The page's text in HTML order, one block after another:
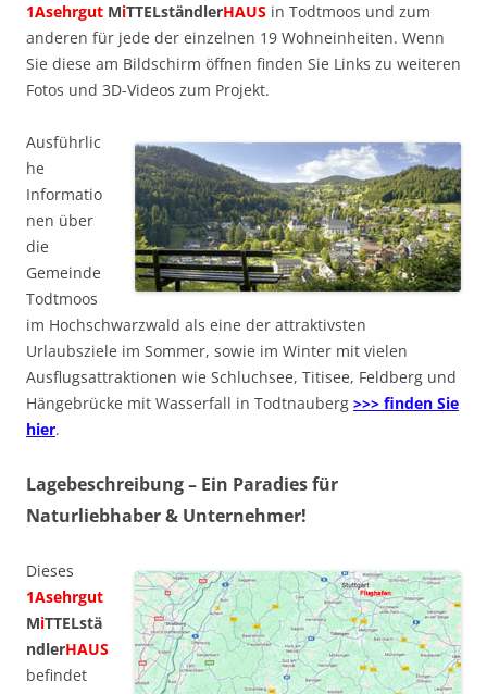
1Asehrgut MiTTELständlerHAUS in Todtmoos und zum
anderen für jede der einzelnen 19 Wohneinheiten. Wenn
Sie diese am Bildschirm öffnen finden Sie Links zu weiteren
Fotos und 3D-Videos zum Projekt.
Ausführlic
he
Informatio
nen über
die
Gemeinde
Todtmoos
im Hochschwarzwald als eine der attraktivsten
Urlaubsziele im Sommer, sowie im Winter mit vielen
Ausflugsattraktionen wie Schluchsee, Titisee, Feldberg und
Hängebrücke mit Wasserfall in Todtnauberg >>> finden Sie
hier.
Lagebeschreibung – Ein Paradies für
Naturliebhaber & Unternehmer!
Dieses
1Asehrgut
MiTTELstä
ndlerHAUS
befindet